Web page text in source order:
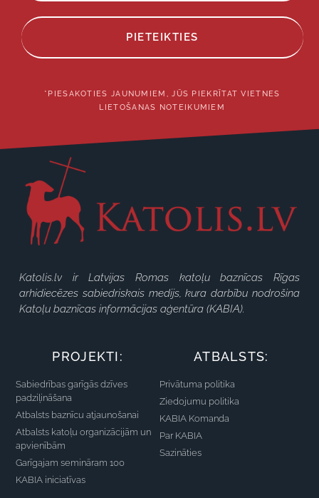
PIETEIKTIES
*PIESAKOTIES JAUNUMIEM, JŪS PIEKRĪTAT VIETNES
LIETOŠANAS NOTEIKUMIEM
Katolis.lv ir Latvijas Romas katoļu baznīcas Rīgas
arhidiecēzes sabiedriskais medijs, kura darbību nodrošina
Katoļu baznīcas informācijas aģentūra (KABIA).
PROJEKTI:
Sabiedrības garīgās dzīves
padziļināšana
Atbalsts baznīcu atjaunošanai
Atbalsts katoļu organizācijām un
apvienībām
Garīgajam semināram 100
KABIA iniciatīvas
ATBALSTS:
Privātuma politika
Ziedojumu politika
KABIA Komanda
Par KABIA
Sazināties